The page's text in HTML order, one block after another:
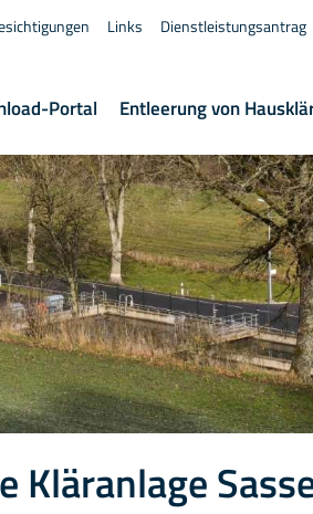
Portal Entleerung von
Links Dienstleistungsantrag
Kläranlage